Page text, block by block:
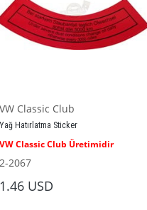
modelleri ile uyumludur.
VW Classic Club
Yağ Hatırlatma Sticker
VW Classic Club Üretimidir
2-2067
1.46 USD